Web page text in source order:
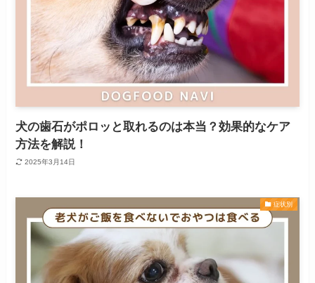
犬の歯石がポロッと取れるのは本当？効果的なケア
方法を解説！
2025年3月14日
症状別